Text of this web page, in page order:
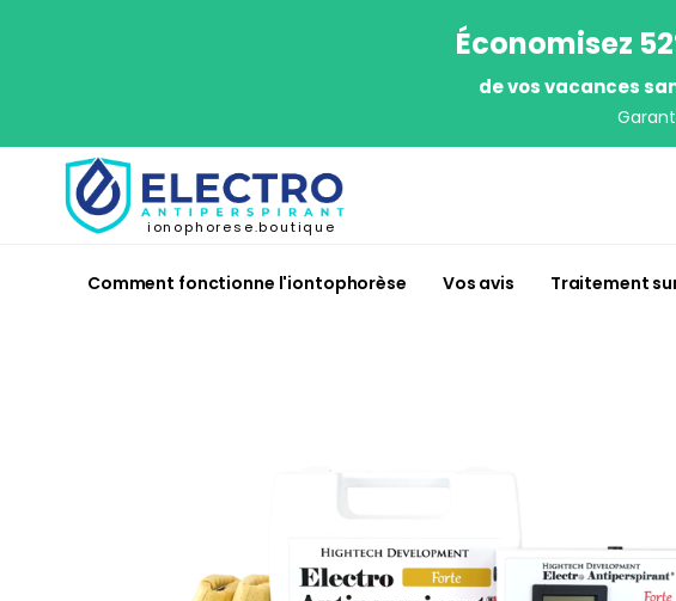
Économisez
de vos vacances
ionophorese.boutique
Comment fonctionne l'iontophorèse Vos avis Traitement